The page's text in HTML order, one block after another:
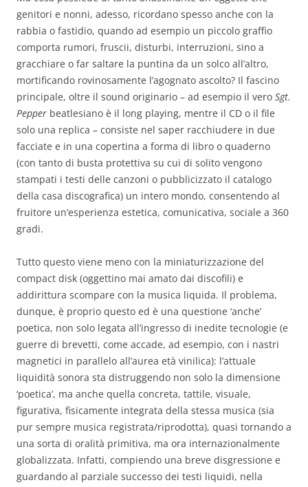
genitori e nonni, adesso, ricordano spesso anche con la
rabbia o fastidio, quando ad esempio un piccolo graffio
comporta rumori, fruscii, disturbi, interruzioni, sino a
gracchiare o far saltare la puntina da un solco all’altro,
mortificando rovinosamente l’agognato ascolto? Il fascino
principale, oltre il sound originario – ad esempio il vero Sgt.
Pepper beatlesiano è il long playing, mentre il CD o il file
solo una replica – consiste nel saper racchiudere in due
facciate e in una copertina a forma di libro o quaderno
(con tanto di busta protettiva su cui di solito vengono
stampati i testi delle canzoni o pubblicizzato il catalogo
della casa discografica) un intero mondo, consentendo al
fruitore un’esperienza estetica, comunicativa, sociale a 360
gradi.
Tutto questo viene meno con la miniaturizzazione del
compact disk (oggettino mai amato dai discofili) e
addirittura scompare con la musica liquida. Il problema,
dunque, è proprio questo ed è una questione ‘anche’
poetica, non solo legata all’ingresso di inedite tecnologie (e
guerre di brevetti, come accade, ad esempio, con i nastri
magnetici in parallelo all’aurea età vinilica): l’attuale
liquidità sonora sta distruggendo non solo la dimensione
‘poetica’, ma anche quella concreta, tattile, visuale,
figurativa, fisicamente integrata della stessa musica (sia
pur sempre musica registrata/riprodotta), quasi tornando a
una sorta di oralità primitiva, ma ora internazionalmente
globalizzata. Infatti, compiendo una breve disgressione e
guardando al parziale successo dei testi liquidi, nella